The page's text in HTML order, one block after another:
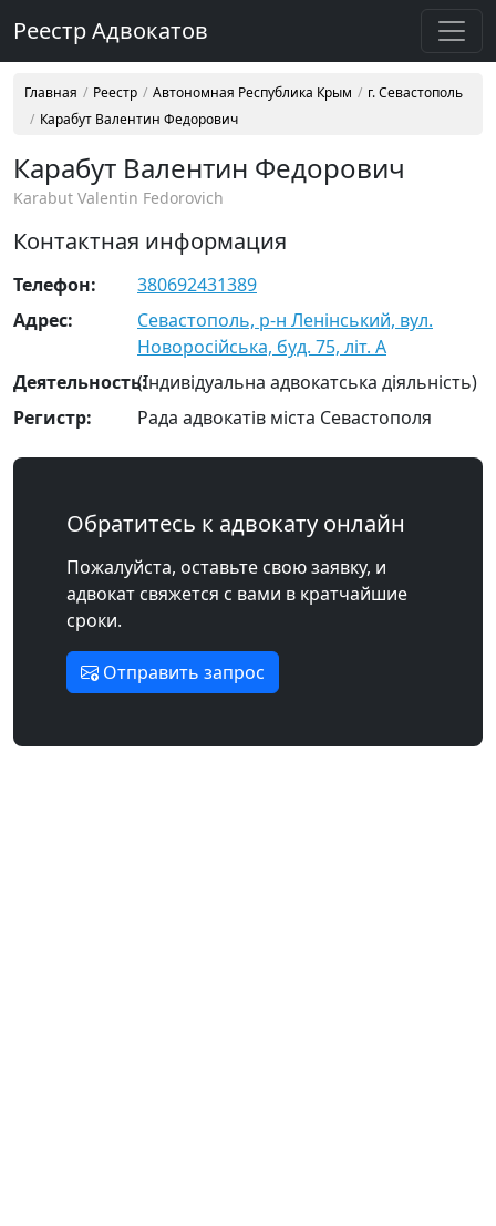
Реестр Адвокатов
Главная Реестр Автономная Республика Крым
г. Севастополь
Карабут Валентин Федорович
Карабут Валентин Федорович
Karabut Valentin Fedorovich
Контактная информация
Телефон:
380692431389
Адрес:
Севастополь, р-н Ленінський, вул.
Новоросійська, буд. 75, літ. А
Деятельность:(Індивідуальна адвокатська діяльність)
Регистр:
Рада адвокатів міста Севастополя
Обратитесь к адвокату онлайн
Пожалуйста, оставьте свою заявку, и
адвокат свяжется с вами в кратчайшие
сроки.
Отправить запрос